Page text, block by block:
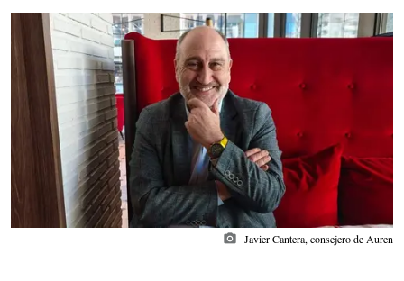
photo_camera Javier Cantera, consejero de Auren